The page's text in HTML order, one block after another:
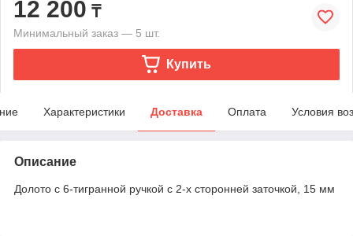
12 200 ₸
Минимальный заказ — 5 шт.
Купить
Характеристики Доставка Оплата Условия
Описание
Долото с 6-тигранной ручкой с 2-х сторонней заточкой, 15 мм